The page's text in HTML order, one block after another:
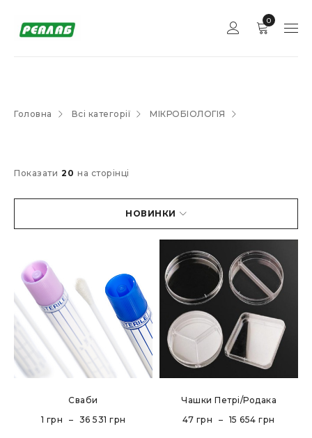
0
Головна Всі категорії МІКРОБІОЛОГІЯ
НОВИНКИ
Показати 20 на сторінці
Сваби
1 грн – 36 531 грн
Чашки Петрі/Родака
47 грн – 15 654 грн